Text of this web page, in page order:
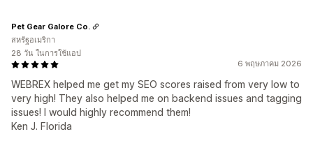
6 พฤษภาคม 2026
WEBREX helped me get my SEO scores raised from very low to
very high! They also helped me on backend issues and tagging
issues! I would highly recommend them!
Ken J. Florida
Pet Gear Galore Co.
สหรัฐอเมริกา
28 วัน ในการใช้แอป